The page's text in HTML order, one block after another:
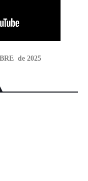
de 2025